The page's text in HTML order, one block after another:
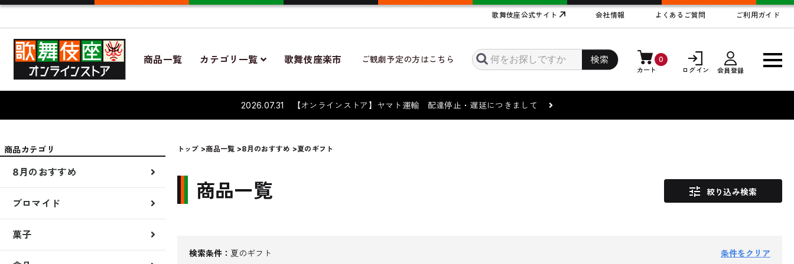
歌舞伎座公式サイト 会社情報 よくあるご質問 ご利用ガイド
商品一覧 カテゴリ一覧 歌舞伎座楽市 ご観劇予定の方はこちら 検索 0
カート ログイン 会員登録
2026.07.31 【オンラインストア】ヤマト運輸 配達停止・遅延につきまして
商品カテゴリ
8月のおすすめ
ブロマイド ブロマイド7月
菓子
トップ >商品一覧 >8月のおすすめ >夏のギフト
商品一覧 絞り込み検索
検索条件： 夏のギフト 条件をクリア